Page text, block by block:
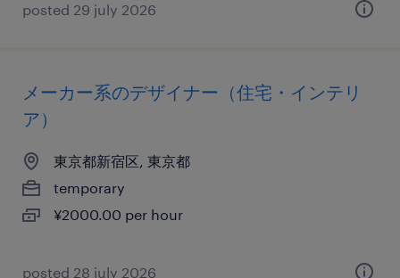
posted 29 july 2026
メーカー系のデザイナー（住宅・インテリ
ア）
東京都新宿区, 東京都
temporary
¥2000.00 per hour
posted 28 july 2026